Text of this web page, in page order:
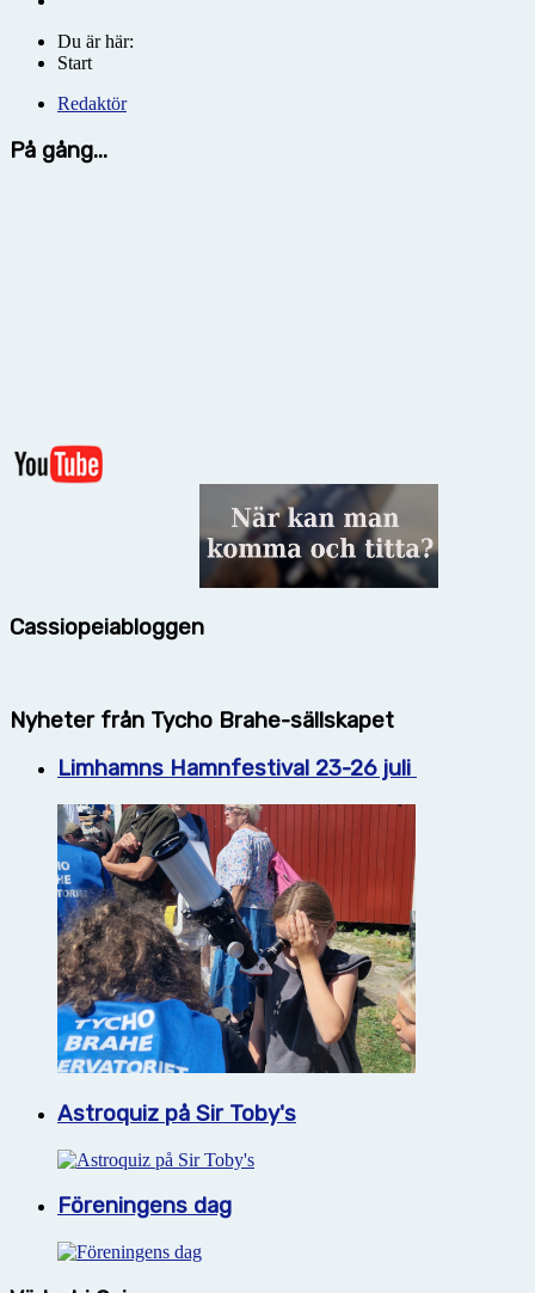
Du är här:
Start
Redaktör
På gång...
Cassiopeiabloggen
Nyheter från Tycho Brahe-sällskapet
Limhamns Hamnfestival 23-26 juli
Astroquiz på Sir Toby's
Föreningens dag